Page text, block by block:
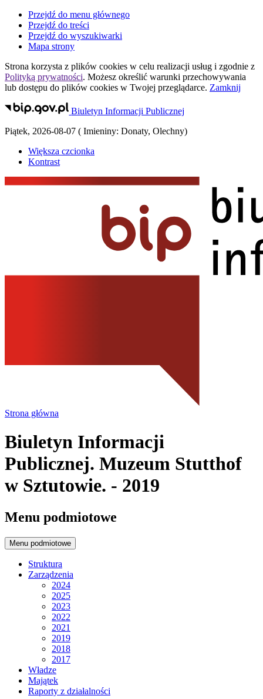
Przejdź do menu głównego
Przejdź do treści
Przejdź do wyszukiwarki
Mapa strony
Strona korzysta z plików cookies w celu realizacji usług i zgodnie z
Polityką prywatności. Możesz określić warunki przechowywania
lub dostępu do plików cookies w Twojej przeglądarce. Zamknij
Biuletyn Informacji Publicznej
Piątek, 2026-08-07 ( Imieniny: Donaty, Olechny)
Większa czcionka
Kontrast
Strona główna
Biuletyn Informacji
Publicznej. Muzeum Stutthof
w Sztutowie. - 2019
Menu podmiotowe
Menu podmiotowe
Struktura
Zarządzenia
2024
2025
2023
2022
2021
2019
2018
2017
Władze
Majątek
Raporty z działalności